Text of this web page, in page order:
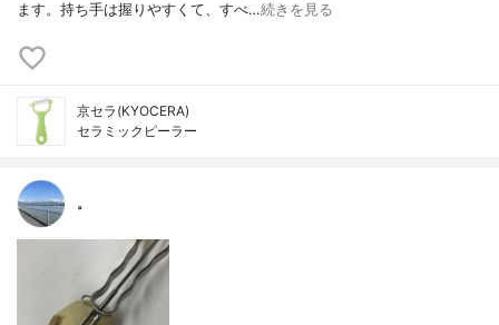
ます。持ち手は握りやすくて、すべ…続きを見る
京セラ(KYOCERA)
セラミックピーラー
。